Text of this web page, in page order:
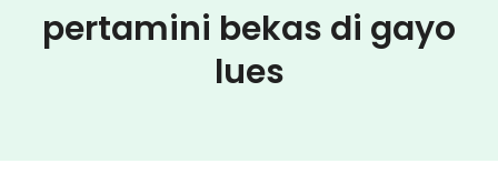
pertamini bekas di gayo
lues